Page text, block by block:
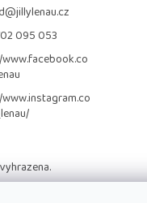
@jillylenau.cz
095 053